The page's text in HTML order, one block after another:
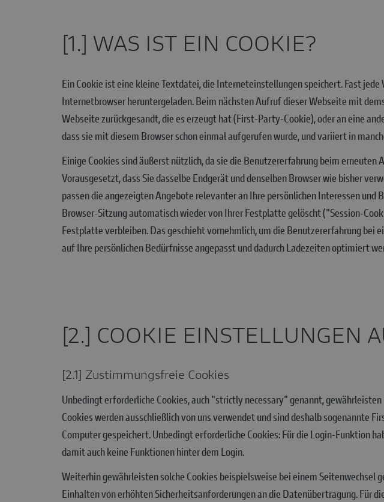
[1.] WAS IST EIN COOKIE?
Ein Cookie ist eine kleine Textdatei, die Interneteinstellungen speichert. Fast
Internetbrowser heruntergeladen. Beim nächsten Aufruf dieser Webseite mit
Webseite zurückgesandt, die es erzeugt hat (First-Party-Cookie), oder an eine
dass sie mit diesem Browser schon einmal aufgerufen wurde, und variiert in
Einige Cookies sind äußerst nützlich, da sie die Benutzererfahrung beim
Vorausgesetzt, dass Sie dasselbe Endgerät und denselben Browser wie bisher
passen die angezeigten Angebote relevanter an Ihre persönlichen Interessen
Browser-Sitzung automatisch wieder von Ihrer Festplatte gelöscht ("Session-
Festplatte verbleiben. Das geschieht vornehmlich, um die Benutzererfahrung bei
auf Ihre persönlichen Bedürfnisse angepasst und dadurch Ladezeiten optimiert
[2.] COOKIE EINSTELLUNGEN
[2.1] Zustimmungsfreie Cookies
Unbedingt erforderliche Cookies, auch "strictly necessary" genannt,
Cookies werden ausschließlich von uns verwendet und sind deshalb sogenannte
Computer gespeichert. Unbedingt erforderliche Cookies: Für die Login-Funktion
damit auch keine Funktionen hinter dem Login.
Weiterhin gewährleisten solche Cookies beispielsweise bei einem Seitenwechsel
Einhalten von erhöhten Sicherheitsanforderungen an die Datenübertragung. Für